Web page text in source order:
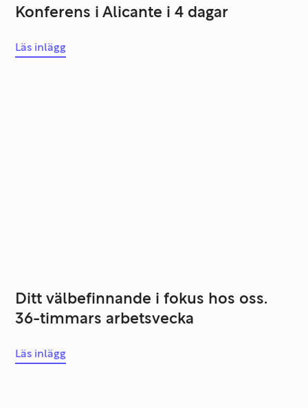
Konferens i Alicante i 4 dagar
Läs inlägg
Ditt välbefinnande i fokus hos oss.
36-timmars arbetsvecka
Läs inlägg